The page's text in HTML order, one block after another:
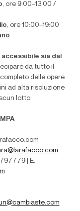
, ore 9:00–13:00 /
, ore 10:00–19:00
sia dal
da tutto il
delle opere
ad alta risoluzione
lotto.
| E.